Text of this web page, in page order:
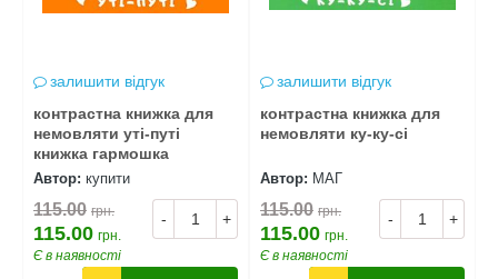
залишити відгук
контрастна книжка для
немовляти уті-путі
книжка гармошка
Автор: купити
- +
115.00 грн.
115.00 грн.
Є в наявності
залишити відгук
контрастна книжка для
немовляти ку-ку-сі
Автор: МАГ
- +
115.00 грн.
115.00 грн.
Є в наявності